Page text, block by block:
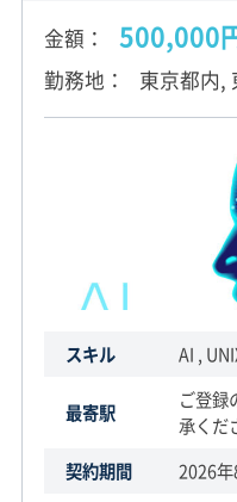
金額 500,000
勤務地 東京都内,
スキル AI ,
最寄駅
ご登録
承くだ
契約期間
2026